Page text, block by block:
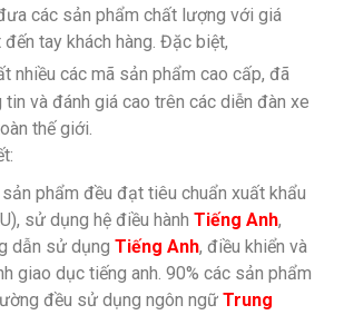
các sản phẩm chất lượng với giá
tay khách hàng. Đặc biệt,
nhiều các mã sản phẩm cao cấp, đã
và đánh giá cao trên các diễn đàn xe
thế giới.
phẩm đều đạt tiêu chuẩn xuất khẩu
sử dụng hệ điều hành Tiếng Anh,
dẫn sử dụng Tiếng Anh, điều khiển và
giao dục tiếng anh. 90% các sản phẩm
đều sử dụng ngôn ngữ Trung